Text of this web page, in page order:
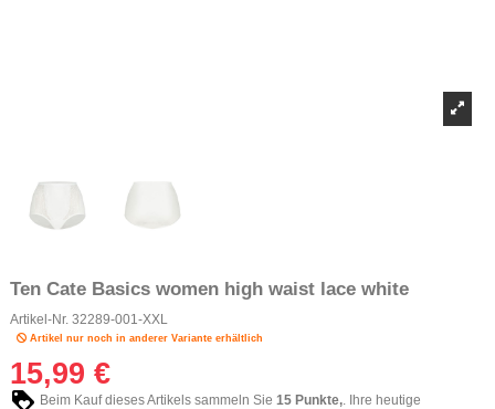
Ten Cate Basics women high waist lace white
Artikel-Nr. 32289-001-XXL
Artikel nur noch in anderer Variante erhältlich
15,99 €
Beim Kauf dieses Artikels sammeln Sie 15 Punkte, . Ihre heutige